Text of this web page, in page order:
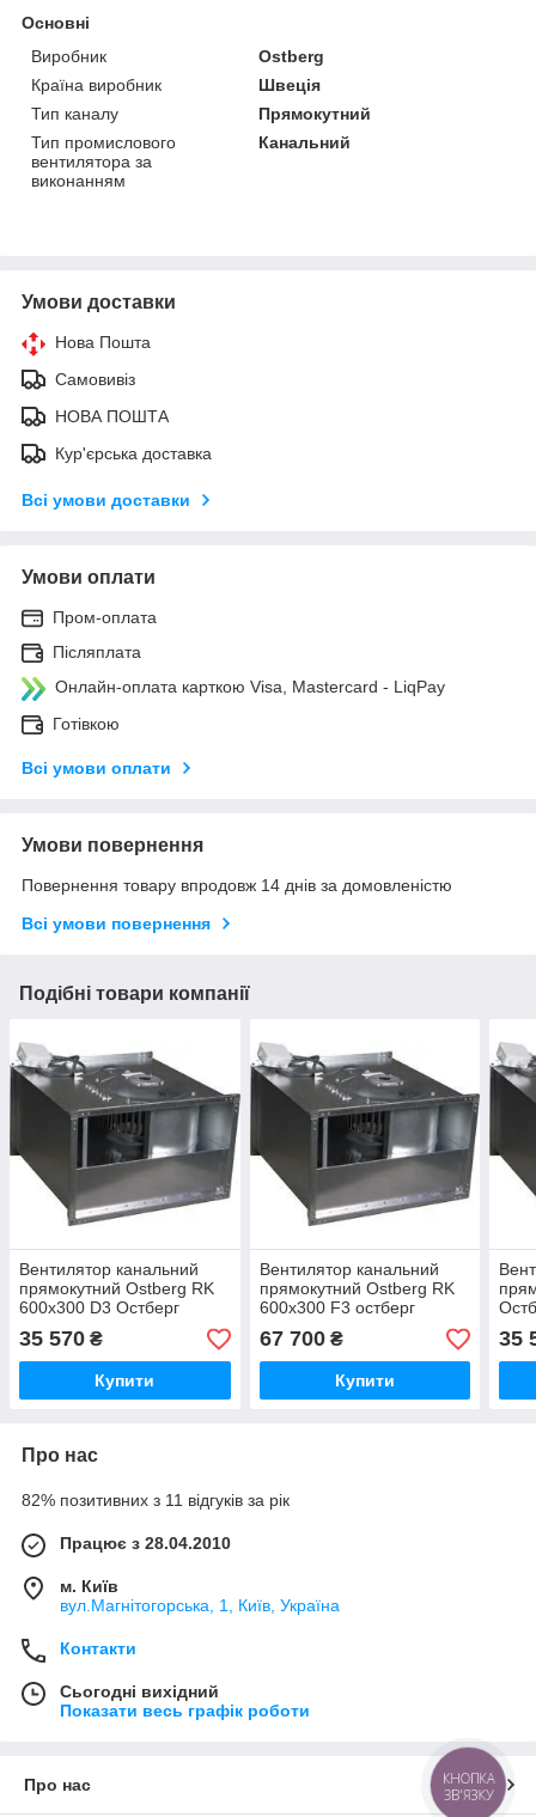
Основні
Виробник
Ostberg
Країна виробник
Швеція
Тип каналу
Прямокутний
Тип промислового
вентилятора за
виконанням
Канальний
Умови доставки
Нова Пошта
Самовивіз
НОВА ПОШТА
Кур'єрська доставка
Всі умови доставки
Умови оплати
Пром-оплата
Післяплата
Онлайн-оплата карткою Visa, Mastercard - LiqPay
Готівкою
Всі умови оплати
Умови повернення
Повернення товару впродовж 14 днів за домовленістю
Всі умови повернення
Подібні товари компанії
Вентилятор канальний
прямокутний Ostberg RK
600x300 D3 Остберг
35 570 ₴
Купити
Вентилятор канальний
прямокутний Ostberg RK
600x300 F3 остберг
67 700₴
Купити
35
Про нас
82% позитивних з 11 відгуків за рік
Працює з 28.04.2010
м. Київ
вул.Магнітогорська, 1, Київ, Україна
Контакти
Сьогодні вихідний
Показати весь графік роботи
Про нас
КНОПКА
ЗВ'ЯЗКУ